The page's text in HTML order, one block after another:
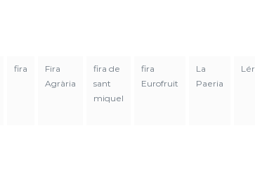
fira
Fira
Agrària
fira de
sant
miquel
fira
Eurofruit
La
Paeria